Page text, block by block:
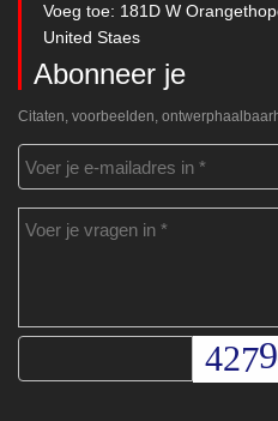
Voeg toe: 181D W
United Staes
Abonneer je
Citaten, voorbeelden,